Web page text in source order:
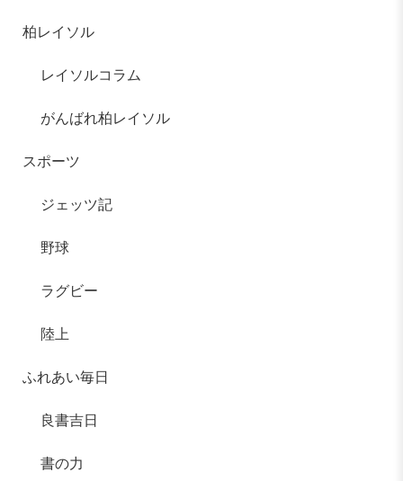
柏レイソル
レイソルコラム
がんばれ柏レイソル
スポーツ
ジェッツ記
野球
ラグビー
陸上
ふれあい毎日
良書吉日
書の力